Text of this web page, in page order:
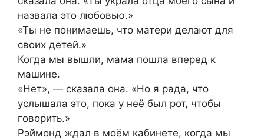
назвала это любовью.»
«Ты не понимаешь, что матери делают для
своих детей.»
Когда мы вышли, мама пошла вперед к
машине.
«Нет», — сказала она. «Но я рада, что
услышала это, пока у неё был рот, чтобы
говорить.»
Рэймонд ждал в моём кабинете, когда мы